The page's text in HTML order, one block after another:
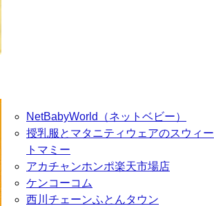
NetBabyWorld（ネットベビー）
授乳服とマタニティウェアのスウィー
トマミー
アカチャンホンポ楽天市場店
ケンコーコム
西川チェーンふとんタウン